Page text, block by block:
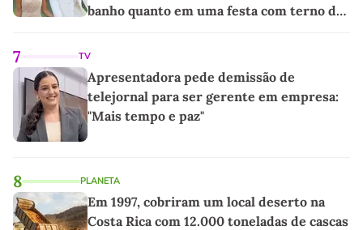
banho quanto em uma festa com terno de
7 TV
Apresentadora pede demissão de
telejornal para ser gerente em empresa:
"Mais tempo e paz"
8 PLANETA
Em 1997, cobriram um local deserto na
Costa Rica com 12.000 toneladas de cascas